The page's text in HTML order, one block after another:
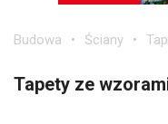
Budowa Ściany
Tapety ze